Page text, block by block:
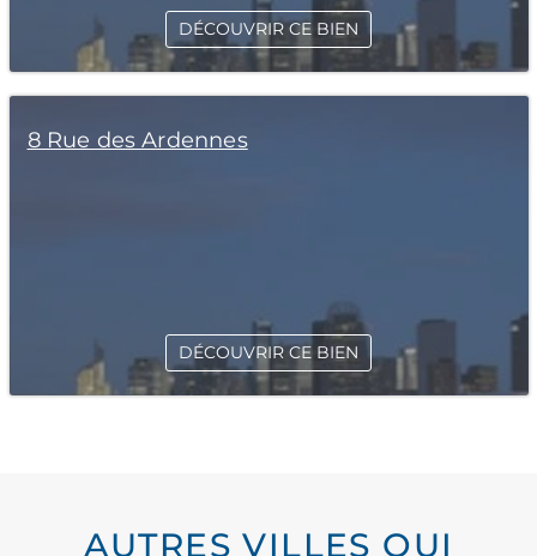
DÉCOUVRIR CE BIEN
8 Rue des Ardennes
DÉCOUVRIR CE BIEN
AUTRES VILLES QUI